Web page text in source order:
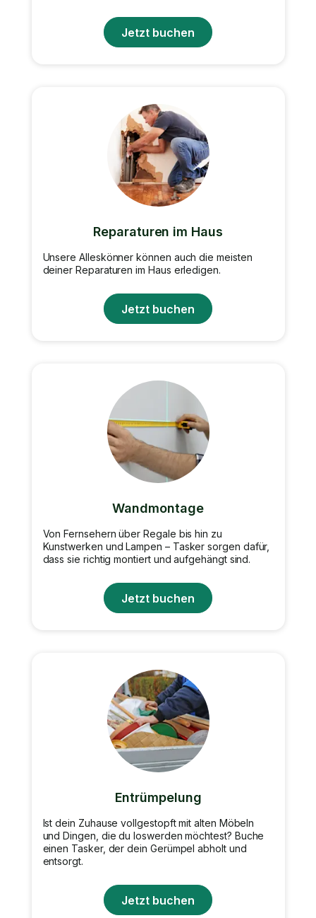
Jetzt buchen
Reparaturen im Haus
Unsere Alleskönner können auch die meisten
deiner Reparaturen im Haus erledigen.
Jetzt buchen
Wandmontage
Von Fernsehern über Regale bis hin zu
Kunstwerken und Lampen – Tasker sorgen dafür,
dass sie richtig montiert und aufgehängt sind.
Jetzt buchen
Entrümpelung
Ist dein Zuhause vollgestopft mit alten Möbeln
und Dingen, die du loswerden möchtest? Buche
einen Tasker, der dein Gerümpel abholt und
entsorgt.
Jetzt buchen